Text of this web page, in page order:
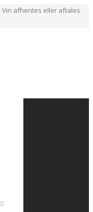
Vin afhentes eller aftales